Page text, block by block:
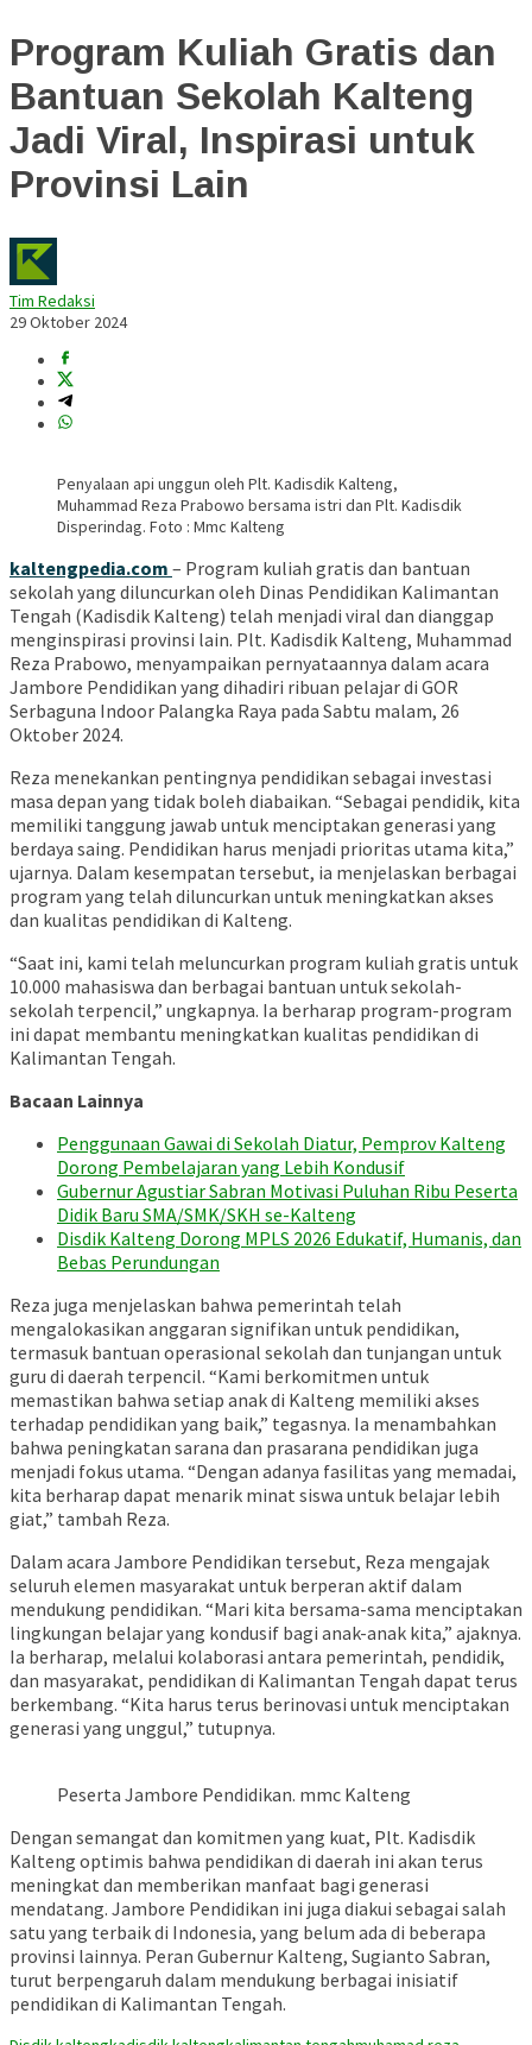
Program Kuliah Gratis dan
Bantuan Sekolah Kalteng
Jadi Viral, Inspirasi untuk
Provinsi Lain
Tim Redaksi
29 Oktober 2024
Penyalaan api unggun oleh Plt. Kadisdik Kalteng,
Muhammad Reza Prabowo bersama istri dan Plt. Kadisdik
Disperindag. Foto : Mmc Kalteng
kaltengpedia.com – Program kuliah gratis dan bantuan
sekolah yang diluncurkan oleh Dinas Pendidikan Kalimantan
Tengah (Kadisdik Kalteng) telah menjadi viral dan dianggap
menginspirasi provinsi lain. Plt. Kadisdik Kalteng, Muhammad
Reza Prabowo, menyampaikan pernyataannya dalam acara
Jambore Pendidikan yang dihadiri ribuan pelajar di GOR
Serbaguna Indoor Palangka Raya pada Sabtu malam, 26
Oktober 2024.
Reza menekankan pentingnya pendidikan sebagai investasi
masa depan yang tidak boleh diabaikan. “Sebagai pendidik, kita
memiliki tanggung jawab untuk menciptakan generasi yang
berdaya saing. Pendidikan harus menjadi prioritas utama kita,”
ujarnya. Dalam kesempatan tersebut, ia menjelaskan berbagai
program yang telah diluncurkan untuk meningkatkan akses
dan kualitas pendidikan di Kalteng.
“Saat ini, kami telah meluncurkan program kuliah gratis untuk
10.000 mahasiswa dan berbagai bantuan untuk sekolah-
sekolah terpencil,” ungkapnya. Ia berharap program-program
ini dapat membantu meningkatkan kualitas pendidikan di
Kalimantan Tengah.
Bacaan Lainnya
Penggunaan Gawai di Sekolah Diatur, Pemprov Kalteng
Dorong Pembelajaran yang Lebih Kondusif
Gubernur Agustiar Sabran Motivasi Puluhan Ribu Peserta
Didik Baru SMA/SMK/SKH se-Kalteng
Disdik Kalteng Dorong MPLS 2026 Edukatif, Humanis, dan
Bebas Perundungan
Reza juga menjelaskan bahwa pemerintah telah
mengalokasikan anggaran signifikan untuk pendidikan,
termasuk bantuan operasional sekolah dan tunjangan untuk
guru di daerah terpencil. “Kami berkomitmen untuk
memastikan bahwa setiap anak di Kalteng memiliki akses
terhadap pendidikan yang baik,” tegasnya. Ia menambahkan
bahwa peningkatan sarana dan prasarana pendidikan juga
menjadi fokus utama. “Dengan adanya fasilitas yang memadai,
kita berharap dapat menarik minat siswa untuk belajar lebih
giat,” tambah Reza.
Dalam acara Jambore Pendidikan tersebut, Reza mengajak
seluruh elemen masyarakat untuk berperan aktif dalam
mendukung pendidikan. “Mari kita bersama-sama menciptakan
lingkungan belajar yang kondusif bagi anak-anak kita,” ajaknya.
Ia berharap, melalui kolaborasi antara pemerintah, pendidik,
dan masyarakat, pendidikan di Kalimantan Tengah dapat terus
berkembang. “Kita harus terus berinovasi untuk menciptakan
generasi yang unggul,” tutupnya.
Peserta Jambore Pendidikan. mmc Kalteng
Dengan semangat dan komitmen yang kuat, Plt. Kadisdik
Kalteng optimis bahwa pendidikan di daerah ini akan terus
meningkat dan memberikan manfaat bagi generasi
mendatang. Jambore Pendidikan ini juga diakui sebagai salah
satu yang terbaik di Indonesia, yang belum ada di beberapa
provinsi lainnya. Peran Gubernur Kalteng, Sugianto Sabran,
turut berpengaruh dalam mendukung berbagai inisiatif
pendidikan di Kalimantan Tengah.